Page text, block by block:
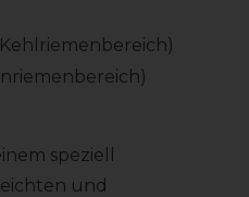
speziell
und